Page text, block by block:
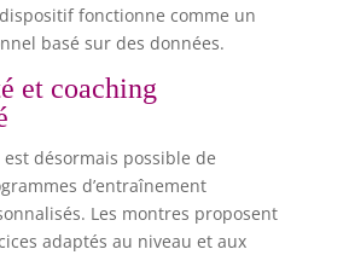
fonctionne comme un
basé sur des données.
et coaching
désormais possible de
d’entraînement
Les montres proposent
adaptés au niveau et aux